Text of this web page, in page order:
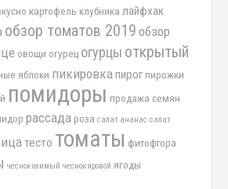
картофель клубника лайфхак
обзор томатов 2019 обзор
овощи огурец огурцы открытый
яблоки пикировка пирог пирожки
помидоры продажа семян
рассада роза салат ананас салат
тесто томаты фитофтора
чеснок озимый чеснок яровой ягоды